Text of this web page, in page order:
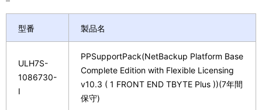
型番 製品名
ULH7S-
1086730-
I
PPSupportPack(NetBackup Platform Base
Complete Edition with Flexible Licensing
v10.3 ( 1 FRONT END TBYTE Plus ))(7年間
保守)